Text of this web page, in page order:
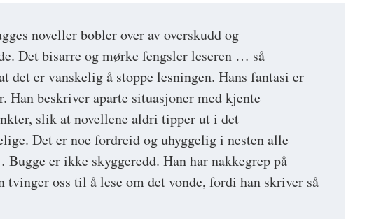
noveller bobler over av overskudd og
Det bisarre og mørke fengsler leseren … så
det er vanskelig å stoppe lesningen. Hans fantasi er
Han beskriver aparte situasjoner med kjente
slik at novellene aldri tipper ut i det
Det er noe fordreid og uhyggelig i nesten alle
er ikke skyggeredd. Han har nakkegrep på
tvinger oss til å lese om det vonde, fordi han skriver så